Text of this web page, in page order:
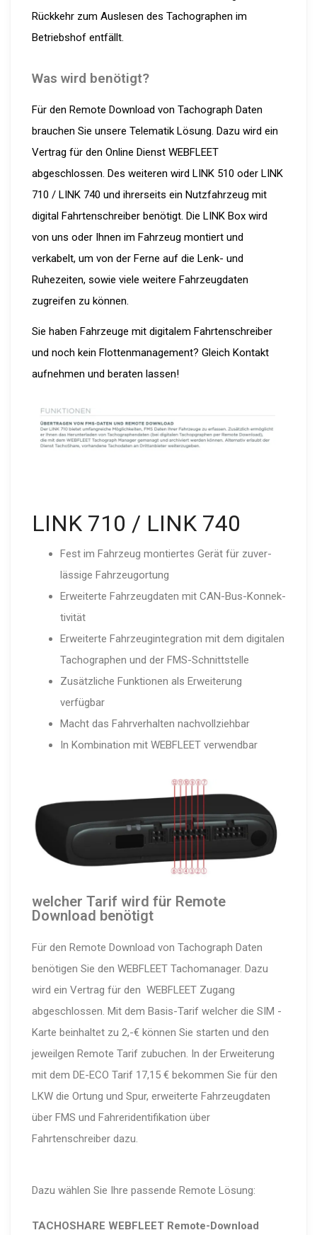
Rückkehr zum Auslesen des Tachographen im
Betriebshof entfällt.
Was wird benötigt?
Für den Remote Download von Tachograph Daten
brauchen Sie unsere Telematik Lösung. Dazu wird ein
Vertrag für den Online Dienst WEBFLEET
abgeschlossen. Des weiteren wird LINK 510 oder LINK
710 / LINK 740 und ihrerseits ein Nutzfahrzeug mit
digital Fahrtenschreiber benötigt. Die LINK Box wird
von uns oder Ihnen im Fahrzeug montiert und
verkabelt, um von der Ferne auf die Lenk- und
Ruhezeiten, sowie viele weitere Fahrzeugdaten
zugreifen zu können.
Sie haben Fahrzeuge mit digitalem Fahrtenschreiber
und noch kein Flottenmanagement? Gleich Kontakt
aufnehmen und beraten lassen!
LINK 710 / LINK 740
Fest im Fahrzeug montiertes Gerät für zuver­
lässige Fahrzeu­g­ortung
Erweiterte Fahrzeug­daten mit CAN-Bus-Kon­nek­
ti­vität
Erweiterte Fahrzeu­g­in­te­gration mit dem digitalen
Tacho­graphen und der FMS-Schnitt­stelle
Zusätzliche Funktionen als Erweiterung
verfügbar
Macht das Fahrver­halten nachvoll­ziehbar
In Kombination mit WEBFLEET verwendbar
welcher Tarif wird für Remote
Download benötigt
Für den Remote Download von Tachograph Daten
benötigen Sie den WEBFLEET Tachomanager. Dazu
wird ein Vertrag für den WEBFLEET Zugang
abgeschlossen. Mit dem Basis-Tarif welcher die SIM -
Karte beinhaltet zu 2,-€ können Sie starten und den
jeweilgen Remote Tarif zubuchen. In der Erweiterung
mit dem DE-ECO Tarif 17,15 € bekommen Sie für den
LKW die Ortung und Spur, erweiterte Fahrzeugdaten
über FMS und Fahreridentifikation über
Fahrtenschreiber dazu.
Dazu wählen Sie Ihre passende Remote Lösung:
TACHOSHARE WEBFLEET Remote-Download